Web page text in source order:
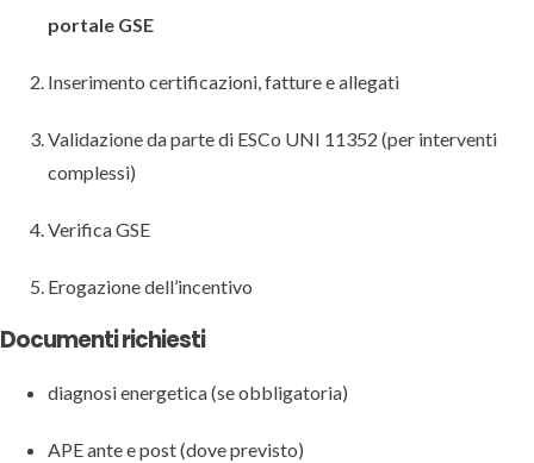
portale GSE
Inserimento certificazioni, fatture e allegati
Validazione da parte di ESCo UNI 11352 (per interventi
complessi)
Verifica GSE
Erogazione dell’incentivo
Documenti richiesti
diagnosi energetica (se obbligatoria)
APE ante e post (dove previsto)